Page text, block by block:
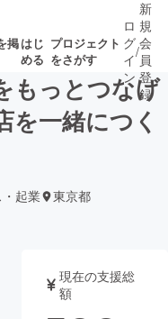
掲はじ
める
プロジェクト
をさがす
終了が近いプ
ロ
グ
イ
ン
/
新
規
会
員
登
録
もっとつなげ
を一緒につく
起業 東京都
現在の支援総
額